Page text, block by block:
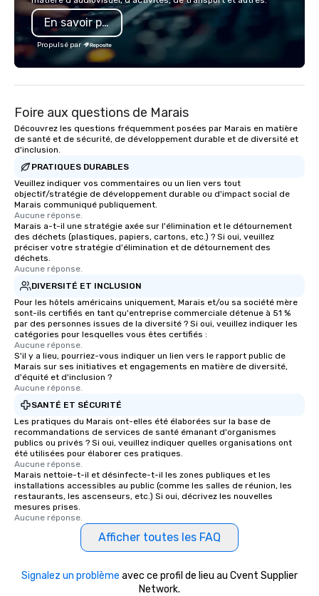
also a certified WOSB.
En savoir plus
Propulsé par
Foire aux questions de Marais
Découvrez les questions fréquemment posées par Marais en matière
de santé et de sécurité, de développement durable et de diversité et
d'inclusion.
PRATIQUES DURABLES
Veuillez indiquer vos commentaires ou un lien vers tout
objectif/stratégie de développement durable ou d'impact social de
Marais communiqué publiquement.
Aucune réponse.
Marais a-t-il une stratégie axée sur l'élimination et le détournement
des déchets (plastiques, papiers, cartons, etc.) ? Si oui, veuillez
préciser votre stratégie d'élimination et de détournement des
déchets.
Aucune réponse.
DIVERSITÉ ET INCLUSION
Pour les hôtels américains uniquement, Marais et/ou sa société mère
sont-ils certifiés en tant qu'entreprise commerciale détenue à 51 %
par des personnes issues de la diversité ? Si oui, veuillez indiquer les
catégories pour lesquelles vous êtes certifiés :
Aucune réponse.
S'il y a lieu, pourriez-vous indiquer un lien vers le rapport public de
Marais sur ses initiatives et engagements en matière de diversité,
d'équité et d'inclusion ?
Aucune réponse.
SANTÉ ET SÉCURITÉ
Les pratiques du Marais ont-elles été élaborées sur la base de
recommandations de services de santé émanant d'organismes
publics ou privés ? Si oui, veuillez indiquer quelles organisations ont
été utilisées pour élaborer ces pratiques.
Aucune réponse.
Marais nettoie-t-il et désinfecte-t-il les zones publiques et les
installations accessibles au public (comme les salles de réunion, les
restaurants, les ascenseurs, etc.) Si oui, décrivez les nouvelles
mesures prises.
Aucune réponse.
Afficher toutes les FAQ
Signalez un problème avec ce profil de lieu au Cvent Supplier
Network.